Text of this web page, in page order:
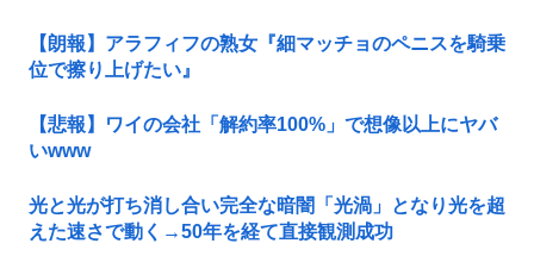
【朗報】アラフィフの熟女『細マッチョのペニスを騎乗
位で擦り上げたい』
【悲報】ワイの会社「解約率100%」で想像以上にヤバ
いwww
光と光が打ち消し合い完全な暗闇「光渦」となり光を超
えた速さで動く→50年を経て直接観測成功